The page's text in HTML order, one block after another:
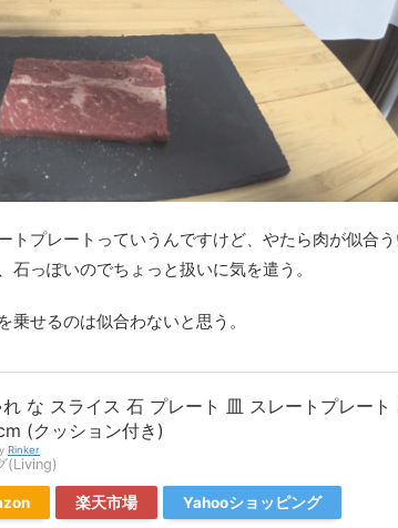
トプレートっていうんですけど、やたら肉が似合
っぽいのでちょっと扱いに気を遣う。
せるのは似合わないと思う。
れ な スライス 石 プレート 皿 スレートプレート
(クッション付き)
Rinker
(Living)
楽天市場 Yahooショッピング